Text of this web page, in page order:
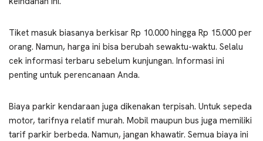
Tiket masuk biasanya berkisar Rp 10.000 hingga Rp 15.000 per
orang. Namun, harga ini bisa berubah sewaktu-waktu. Selalu
cek informasi terbaru sebelum kunjungan. Informasi ini
penting untuk perencanaan Anda.
Biaya parkir kendaraan juga dikenakan terpisah. Untuk sepeda
motor, tarifnya relatif murah. Mobil maupun bus juga memiliki
tarif parkir berbeda. Namun, jangan khawatir. Semua biaya ini